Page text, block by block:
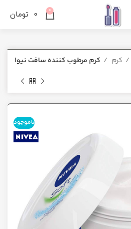
0
0 تومان
کرم کرم مرطوب کننده سافت نیوا
ناموجود